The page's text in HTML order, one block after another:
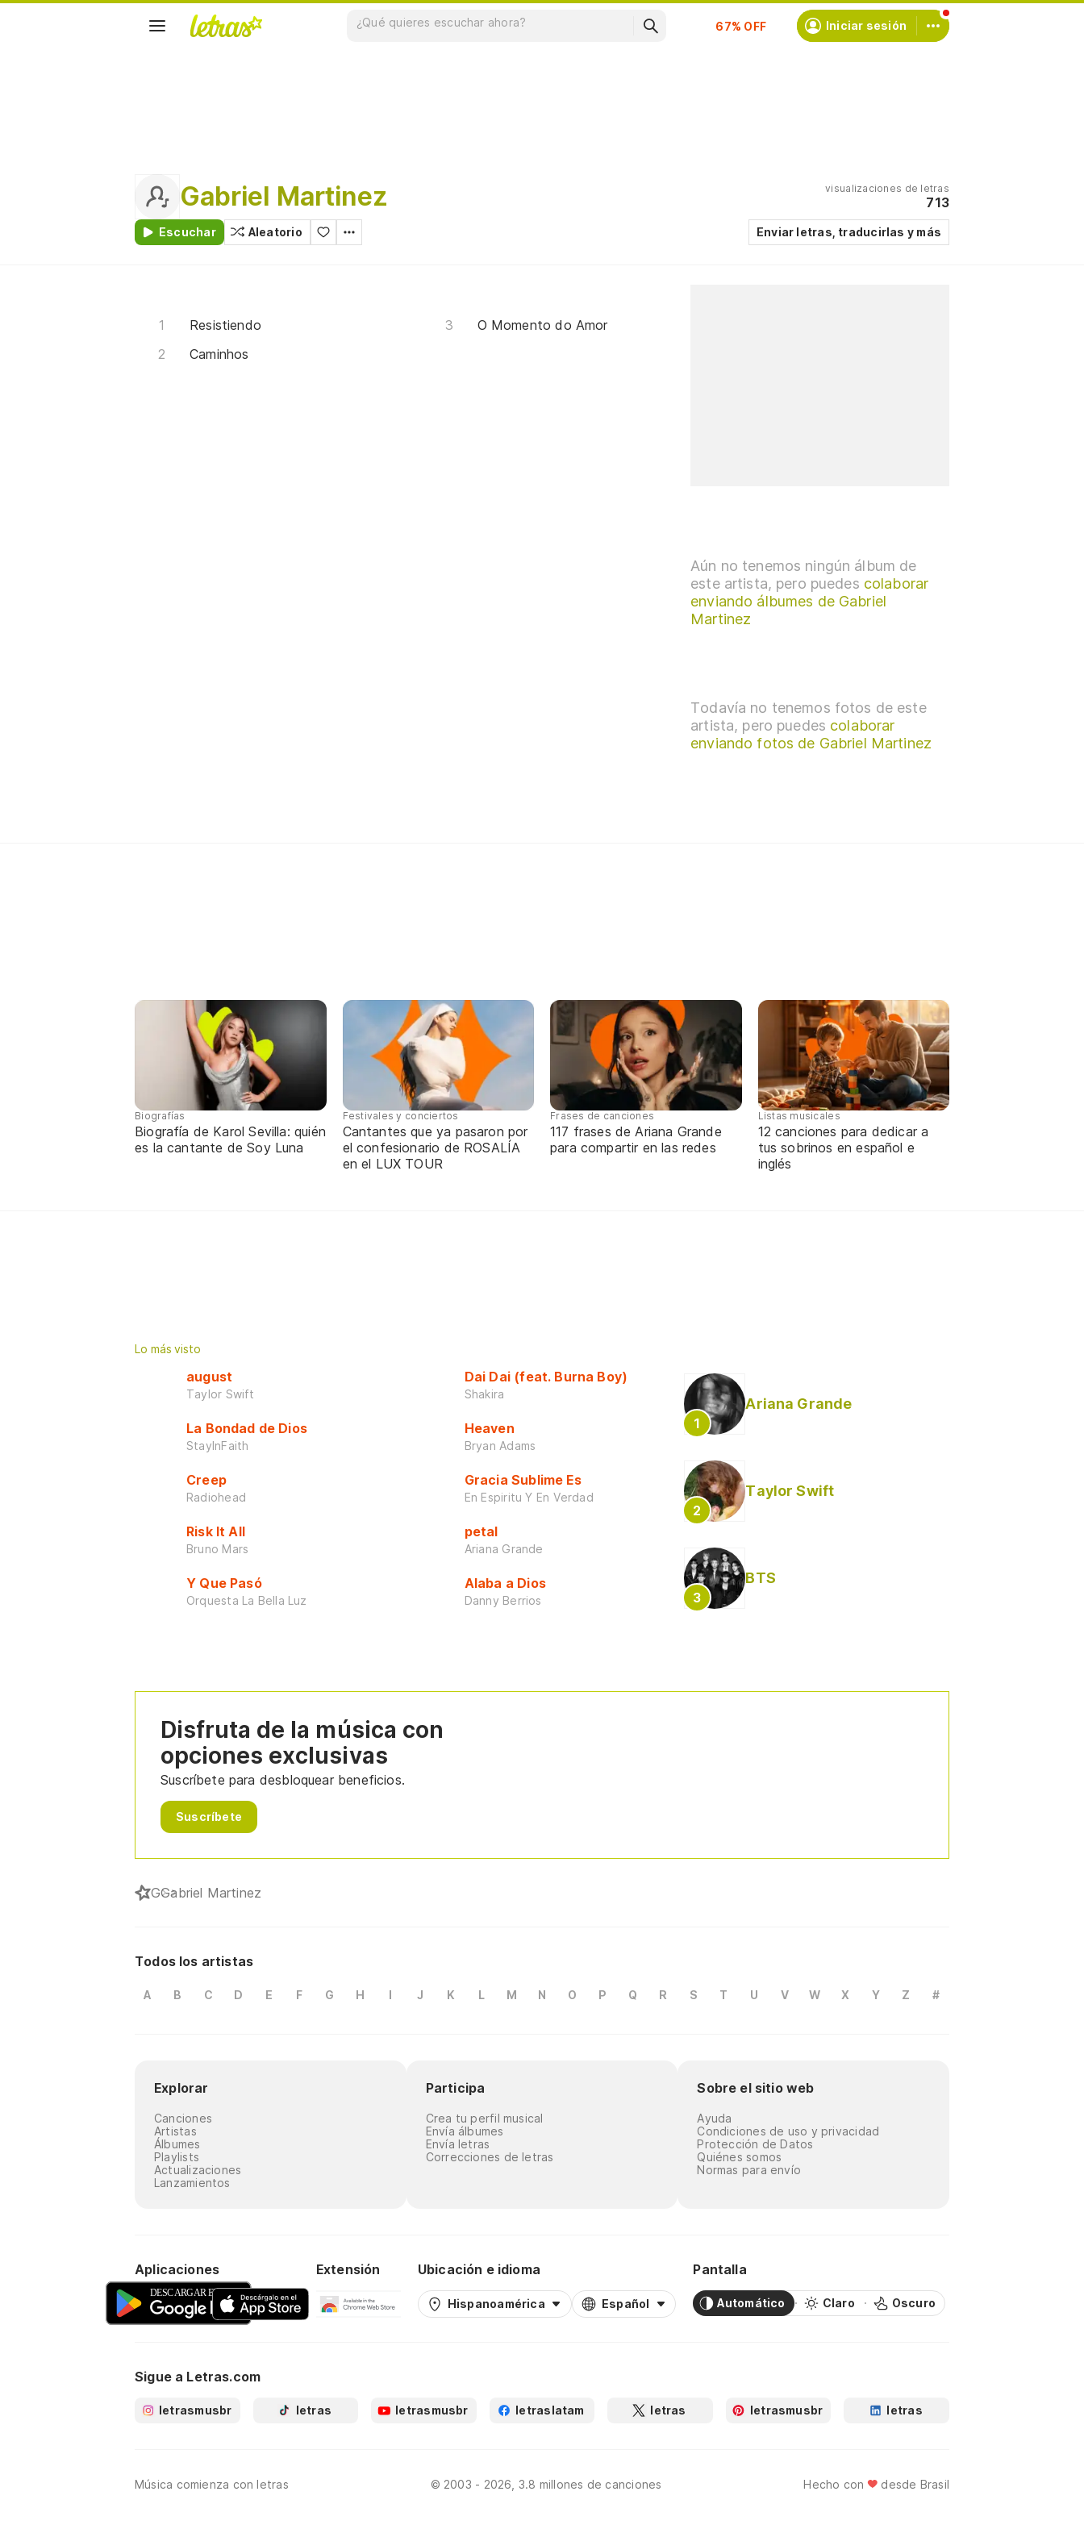
Suscríbete
Iniciar sesión
Gabriel Martinez
Escuchar Aleatorio
visualizaciones de letras
713
Enviar letras, traducirlas y más
Resistiendo
Caminhos
O Momento do Amor
Aún no tenemos ningún álbum de
este artista, pero puedes colaborar
enviando álbumes de Gabriel
Martinez
Todavía no tenemos fotos de este
artista, pero puedes colaborar
enviando fotos de Gabriel Martinez
Biografías
Biografía de Karol Sevilla: quién
es la cantante de Soy Luna
Festivales y conciertos
Cantantes que ya pasaron por
el confesionario de ROSALÍA
en el LUX TOUR
Frases de canciones
117 frases de Ariana Grande
para compartir en las redes
Listas musicales
12 canciones para dedicar a
tus sobrinos en español e
inglés
Lo más visto
august
Taylor Swift
La Bondad de Dios
StayInFaith
Creep
Radiohead
Risk It All
Bruno Mars
Y Que Pasó
Orquesta La Bella Luz
Dai Dai (feat. Burna Boy)
Shakira
Heaven
Bryan Adams
Gracia Sublime Es
En Espiritu Y En Verdad
petal
Ariana Grande
Alaba a Dios
Danny Berrios
Ariana Grande
Taylor Swift
BTS
Disfruta de la música con
opciones exclusivas
Suscríbete para desbloquear beneficios.
Suscríbete
GGabriel Martinez
Todos los artistas
A B C D E F G H I J K L M N O P Q R S T U V W X Y Z #
Explorar
Canciones
Artistas
Álbumes
Playlists
Actualizaciones
Lanzamientos
Participa
Crea tu perfil musical
Envía álbumes
Envía letras
Correcciones de letras
Sobre el sitio web
Ayuda
Condiciones de uso y privacidad
Protección de Datos
Quiénes somos
Normas para envío
Aplicaciones Extensión Ubicación e idioma
Hispanoamérica Español
Pantalla
Automático Claro Oscuro
Sigue a Letras.com
letrasmusbr letras letrasmusbr letraslatam letras letrasmusbr letras
Música comienza con letras © 2003 - 2026, 3.8 millones de canciones Hecho con desde Brasil